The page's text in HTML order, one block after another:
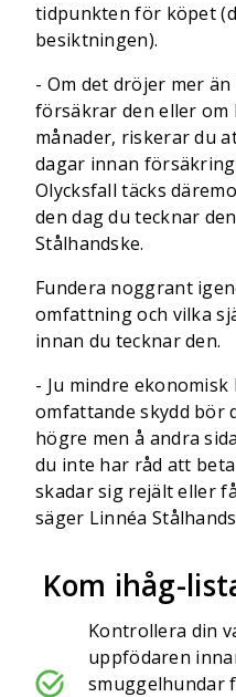
tidpunkten för köpet
besiktningen).
- Om det dröjer mer
försäkrar den eller om
månader, riskerar du
dagar innan
Olycksfall täcks
den dag du tecknar
Stålhandske.
Fundera noggrant
omfattning och vilka
innan du tecknar den.
- Ju mindre
omfattande skydd bör
högre men å andra
du inte har råd att
skadar sig rejält eller
säger Linnéa
Kom ihåg-
Kontrollera din
uppfödaren
smuggelhundar